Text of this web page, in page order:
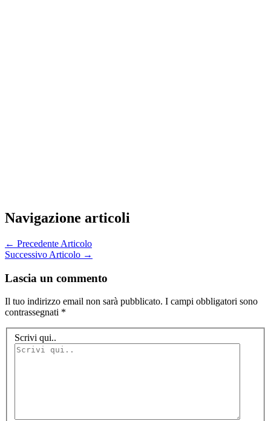
Navigazione articoli
← Precedente Articolo
Successivo Articolo →
Lascia un commento
Il tuo indirizzo email non sarà pubblicato. I campi obbligatori sono
contrassegnati *
Scrivi qui..